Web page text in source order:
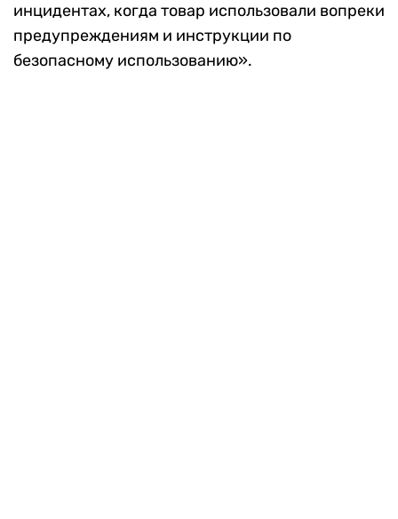
инцидентах, когда товар использовали вопреки
предупреждениям и инструкции по
безопасному использованию».